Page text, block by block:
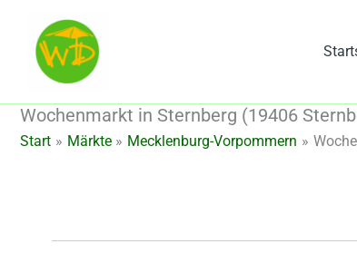
springen
Wochenmarkt in Sternberg (19406
Start Märkte Mecklenburg-Vorpommern